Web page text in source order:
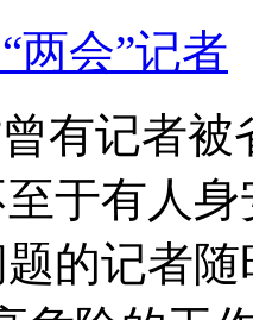
两会”记者
有记者
于有人
的记者